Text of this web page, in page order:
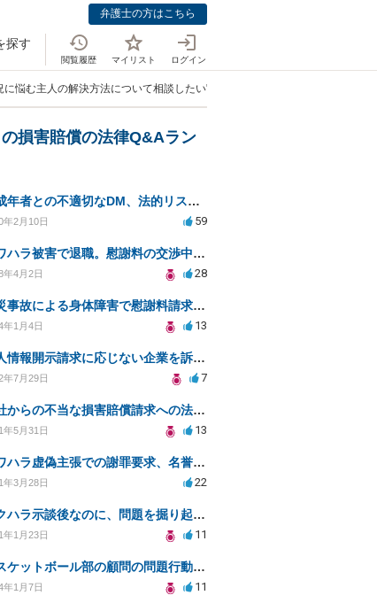
弁護士の方はこちら
探す
閲覧履歴 マイリスト ログイン
悩む主人の解決方法について相談したい"」
損害賠償の法律Q&Aラン
未成年者との不適切なDM、法的リスクと安全対策は？
年2月10日 59
パワハラ被害で退職。慰謝料の交渉中に勤務先側が弁護士を立ててきました
年4月2日 28
労災事故による身体障害で慰謝料請求はできるのでしょうか？
年1月4日 13
個人情報開示請求に応じない企業を訴えたい
年7月29日 7
会社からの不当な損害賠償請求への法的対処方法
年5月31日 13
パワハラ虚偽主張での謝罪要求、名誉毀損への対応策は？
年3月28日 22
セクハラ示談後なのに、問題を掘り起こされました。
年1月23日 11
バスケットボール部の顧問の問題行動について訴えることは可能でしょうか？
年1月7日 11